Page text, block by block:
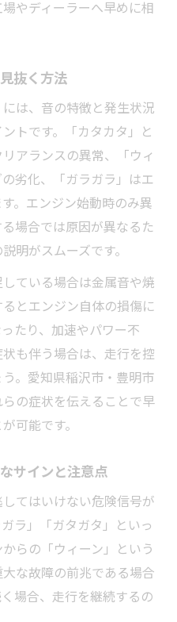
起こる金属音とリスク
が示す潤滑不良の兆候
走行可否の判断基準
行を続けてよい判断基
る緊急停止すべきサイ
否と自己判断の落とし
の安全な行動選択肢
常で安全運転を守る方
やディーラーへ早めに相
抜く方法
は、音の特徴と発生状況
トです。「カタカタ」と
アランスの異常、「ウィ
劣化、「ガラガラ」はエ
。エンジン始動時のみ異
場合では原因が異なるた
明がスムーズです。
ている場合は金属音や焼
とエンジン自体の損傷に
たり、加速やパワー不
も伴う場合は、走行を控
。愛知県稲沢市・豊明市
の症状を伝えることで早
可能です。
サインと注意点
てはいけない危険信号が
ラ」「ガタガタ」といっ
らの「ウィーン」という
な故障の前兆である場合
場合、走行を継続するの